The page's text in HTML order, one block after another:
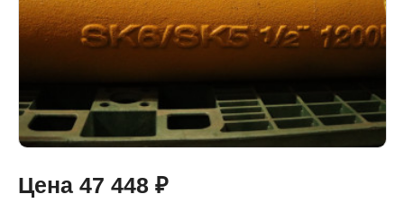
Цена 47 448 ₽